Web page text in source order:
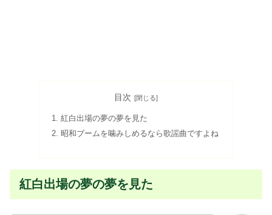
目次
紅白出場の夢の夢を見た
昭和ブームを噛みしめるなら歌謡曲ですよね
紅白出場の夢の夢を見た